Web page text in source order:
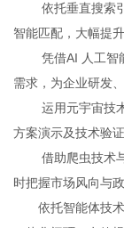
依托垂直搜索
智能匹配，大幅提
凭借AI 人工智
需求，为企业研发
运用元宇宙技
方案演示及技术验证
借助爬虫技术
时把握市场风向与政
依托智能体技